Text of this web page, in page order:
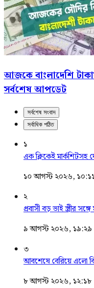
আজকে বাংলাদেশি
সর্বশেষ আপডেট
সর্বশেষ সংবাদ
সর্বাধিক পঠিত
১
এক ক্লিকেই
১০ আগস্ট ২০২৬,
২
প্রবাসী বড় ভাই স্ত্রীর
৯ আগস্ট ২০২৬, ১৯:২৯
৩
আবশেষে বেরিয়ে এলো
৮ আগস্ট ২০২৬, ১২:১৮